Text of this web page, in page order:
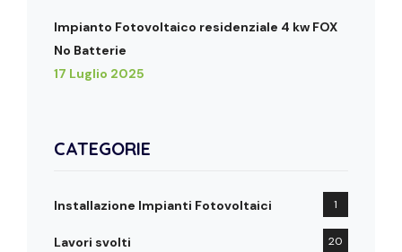
Impianto Fotovoltaico residenziale 4 kw FOX
No Batterie
17 Luglio 2025
CATEGORIE
Installazione Impianti Fotovoltaici 1
Lavori svolti 20